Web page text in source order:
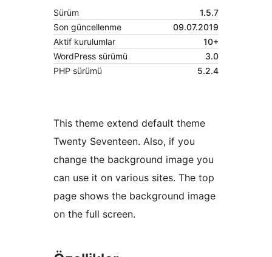
Sürüm
1.5.7
Son güncellenme
09.07.2019
Aktif kurulumlar
10+
WordPress sürümü
3.0
PHP sürümü
5.2.4
This theme extend default theme
Twenty Seventeen. Also, if you
change the background image you
can use it on various sites. The top
page shows the background image
on the full screen.